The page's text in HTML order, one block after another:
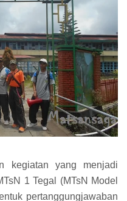
kegiatan yang menjadi
1 Tegal (MTsN Model
pertanggungjawaban